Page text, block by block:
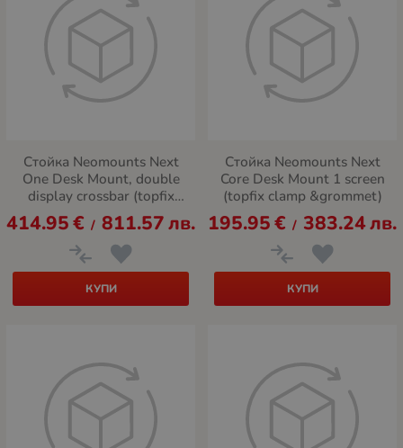
Стойка Neomounts Next
One Desk Mount, double
display crossbar (topfix
clamp/grommet)
414.95€ / 811.57лв.
КУПИ
Стойка Neomounts Next
Core Desk Mount 1 screen
(topfix clamp &grommet)
195.95€ / 383.24лв.
КУПИ